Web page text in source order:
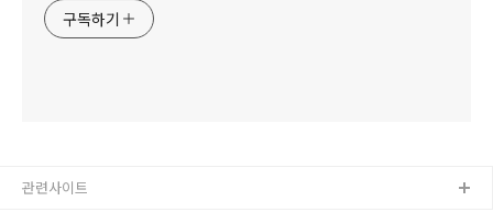
구독하기
관련사이트